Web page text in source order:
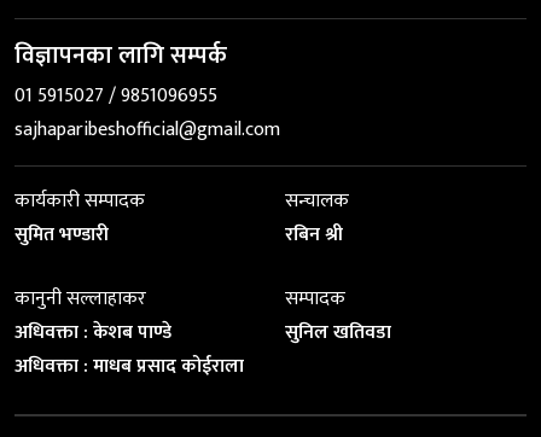
विज्ञापनका लागि सम्पर्क
01 5915027 / 9851096955
sajhaparibeshofficial@gmail.com
कार्यकारी सम्पादक
सुमित भण्डारी
सन्चालक
रबिन श्री
कानुनी सल्लाहाकर
अधिवक्ता : केशब पाण्डे
अधिवक्ता : माधब प्रसाद कोईराला
सम्पादक
सुनिल खतिवडा